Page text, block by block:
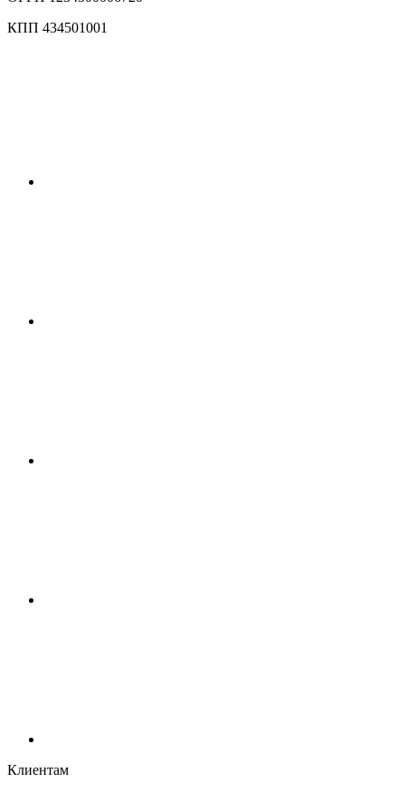
КПП 434501001
Клиентам